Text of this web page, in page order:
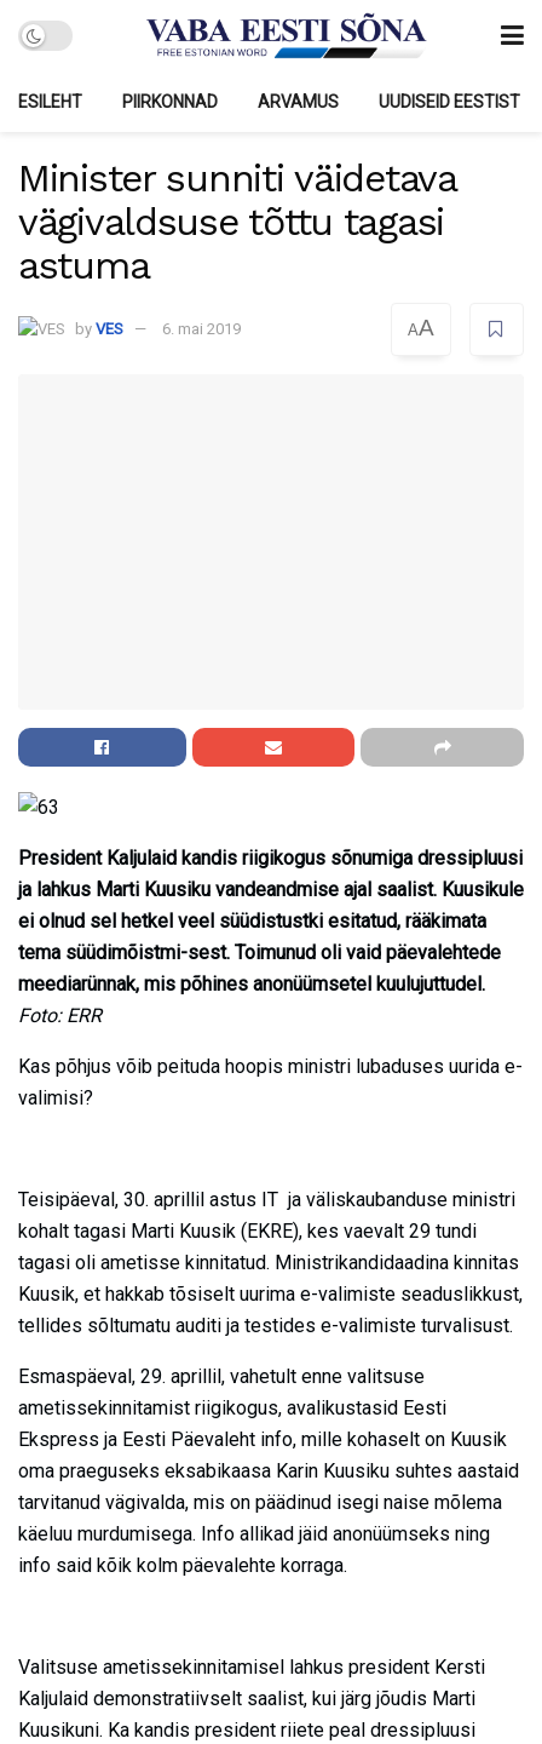
ESILEHT PIIRKONNAD ARVAMUS UUDISEID EESTIST
Minister sunniti väidetava
vägivaldsuse tõttu tagasi
astuma
by VES 6. mai 2019 AA
President Kaljulaid kandis riigikogus sõnumiga dressipluusi
ja lahkus Marti Kuusiku vandeandmise ajal saalist. Kuusikule
ei olnud sel hetkel veel süüdistustki esitatud, rääkimata
tema süüdimõistmi-sest. Toimunud oli vaid päevalehtede
meediarünnak, mis põhines anonüümsetel kuulujuttudel.
Foto: ERR
Kas põhjus võib peituda hoopis ministri lubaduses uurida e-
valimisi?
Teisipäeval, 30. aprillil astus IT ja väliskaubanduse ministri
kohalt tagasi Marti Kuusik (EKRE), kes vaevalt 29 tundi
tagasi oli ametisse kinnitatud. Ministrikandidaadina kinnitas
Kuusik, et hakkab tõsiselt uurima e-valimiste seaduslikkust,
tellides sõltumatu auditi ja testides e-valimiste turvalisust.
Esmaspäeval, 29. aprillil, vahetult enne valitsuse
ametissekinnitamist riigikogus, avalikustasid Eesti
Ekspress ja Eesti Päevaleht info, mille kohaselt on Kuusik
oma praeguseks eksabikaasa Karin Kuusiku suhtes aastaid
tarvitanud vägivalda, mis on päädinud isegi naise mõlema
käeluu murdumisega. Info allikad jäid anonüümseks ning
info said kõik kolm päevalehte korraga.
Valitsuse ametissekinnitamisel lahkus president Kersti
Kaljulaid demonstratiivselt saalist, kui järg jõudis Marti
Kuusikuni. Ka kandis president riiete peal dressipluusi